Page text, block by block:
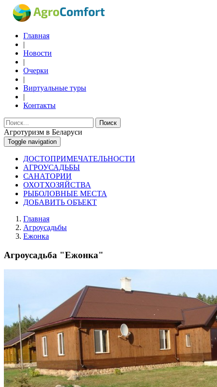
Главная
|
Новости
|
Очерки
|
Виртуальные туры
|
Контакты
Поиск
Агротуризм в Беларуси
Toggle navigation
ДОСТОПРИМЕЧАТЕЛЬНОСТИ
АГРОУСАДЬБЫ
САНАТОРИИ
ОХОТХОЗЯЙСТВА
РЫБОЛОВНЫЕ МЕСТА
ДОБАВИТЬ ОБЪЕКТ
Главная
Агроусадьбы
Ежонка
Агроусадьба "Ежонка"